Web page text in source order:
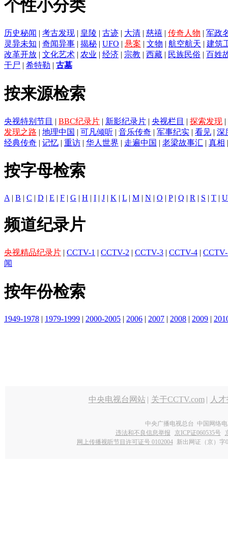
个性小分类
历史秘闻 | 考古发现 | 皇陵 | 古迹 | 大清 | 慈禧 | 传奇人物 | 军政
灵异未知 | 奇闻异事 | 揭秘 | UFO | 悬案 | 文物 | 航空航天 | 建筑
改革开放 | 文化艺术 | 农业 | 经济 | 宗教 | 西藏 | 民族民俗 | 百姓
干尸 | 希特勒 | 古墓
按来源检索
央视特别节目 | BBC纪录片 | 新影纪录片 | 央视栏目 | 探索发现 |
发现之路 | 地理中国 | 可凡倾听 | 音乐传奇 | 军事纪实 | 看见 | 深
经典传奇 | 记忆 | 重访 | 华人世界 | 走遍中国 | 老梁故事汇 | 真相
按字母检索
A | B | C | D | E | F | G | H | I | J | K | L | M | N | O | P| Q | R | S | T | U
频道纪录片
央视精品纪录片 | CCTV-1 | CCTV-2 | CCTV-3 | CCTV-4 |
闻
按年份检索
1949-1978 | 1979-1999 | 2000-2005 | 2006 | 2007 | 2008 | 2009 |
中央电视台网站 | 关于CCTV.com | 人
中央广播电视总台 中国网络
违法和不良信息举报
京ICP证060535号
网上传播视听节目许可证号 0102004 新出网证（京）